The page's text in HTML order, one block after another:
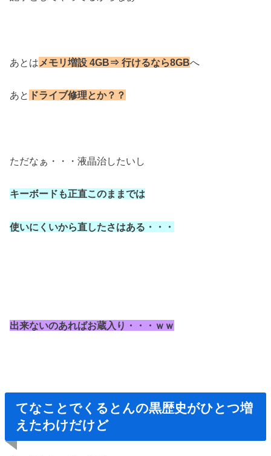
あとは メモリ増設 4GB⇒ 行けるなら8GBへ
あと ドライブ修理とか？？
ただなぁ・・・液晶治したいし
キーボードも正直このままでは
使いにくいから直したさはある・・・
出来ないのあればお蔵入り・・・ｗｗ
てなことでくるとんの黒歴史がひとつ増
えたわけだけど